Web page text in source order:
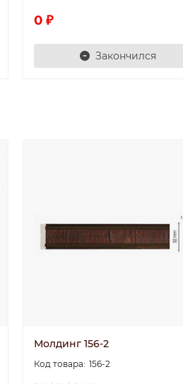
0 ₽
Закончился
Молдинг 156-2
156-2